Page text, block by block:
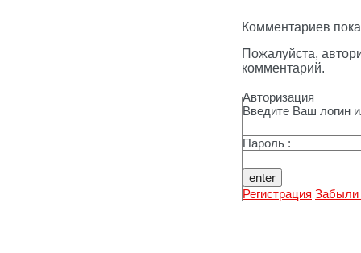
Комментариев
Пожалуйста,
комментарий.
Авторизация
Введите Ваш логин
Пароль :
Регистрация Забыли